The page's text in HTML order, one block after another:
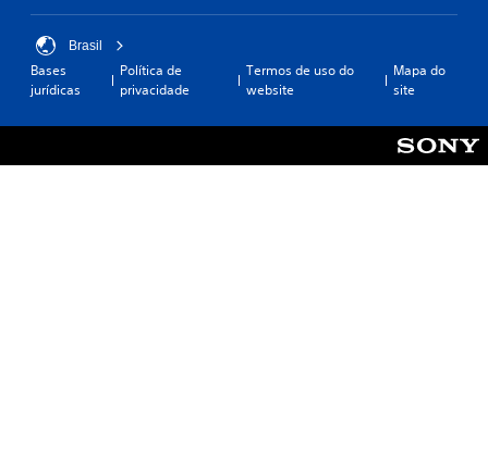
Brasil
Bases
jurídicas
Política de
privacidade
Termos de uso do
website
Mapa do
site